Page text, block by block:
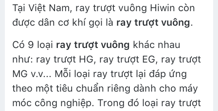
Tại Việt Nam, ray trượt vuông Hiwin còn
được dân cơ khí gọi là ray trượt vuông.
Có 9 loại ray trượt vuông khác nhau
như: ray trượt HG, ray trượt EG, ray trượt
MG v.v... Mỗi loại ray trượt lại đáp ứng
theo một tiêu chuẩn riêng dành cho máy
móc công nghiệp. Trong đó loại ray trượt